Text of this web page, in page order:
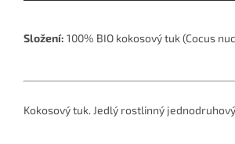
Složení: 100% BIO kokosový tuk(Cocus
Kokosový tuk. Jedlý rostlinný